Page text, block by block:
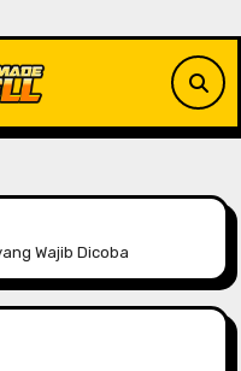
Wajib Dicoba